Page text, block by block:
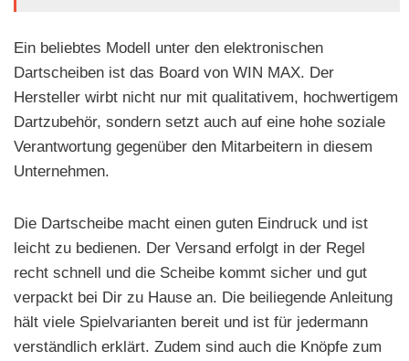
Ein beliebtes Modell unter den elektronischen
Dartscheiben ist das Board von WIN MAX. Der
Hersteller wirbt nicht nur mit qualitativem, hochwertigem
Dartzubehör, sondern setzt auch auf eine hohe soziale
Verantwortung gegenüber den Mitarbeitern in diesem
Unternehmen.
Die Dartscheibe macht einen guten Eindruck und ist
leicht zu bedienen. Der Versand erfolgt in der Regel
recht schnell und die Scheibe kommt sicher und gut
verpackt bei Dir zu Hause an. Die beiliegende Anleitung
hält viele Spielvarianten bereit und ist für jedermann
verständlich erklärt. Zudem sind auch die Knöpfe zum